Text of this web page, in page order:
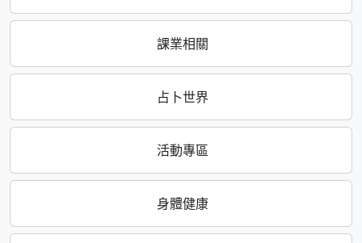
課業相關
占卜世界
活動專區
身體健康